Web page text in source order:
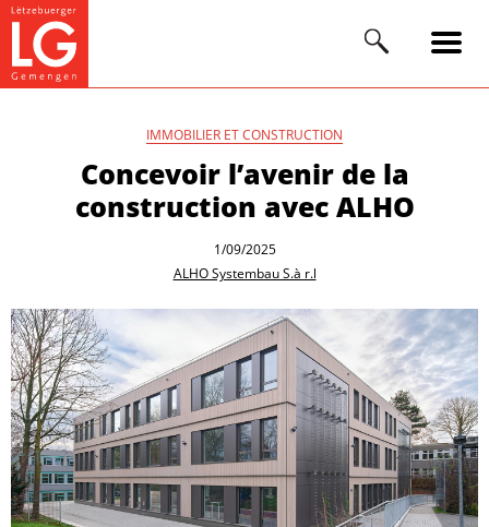
IMMOBILIER ET CONSTRUCTION
Concevoir l’avenir de la
construction avec ALHO
1/09/2025
ALHO Systembau S.à r.l